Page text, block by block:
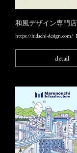
和風デザイン専門
https://hidachi-design.com/
detail